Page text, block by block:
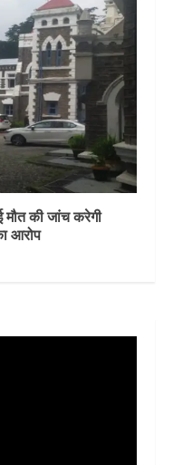
मौत की जांच करेगी
आरोप